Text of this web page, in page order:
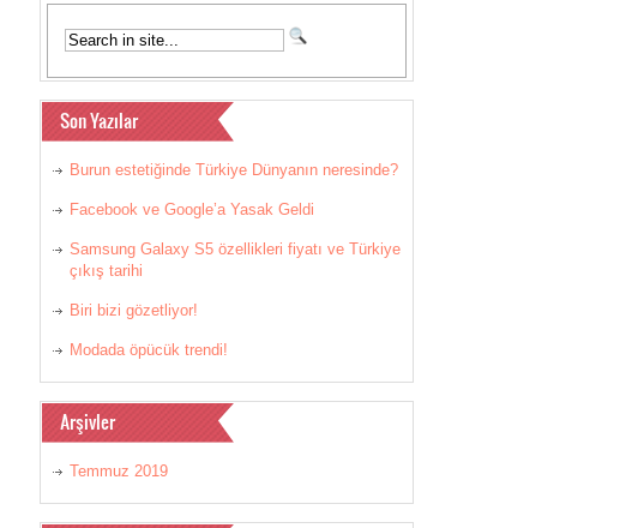
Son Yazılar
Burun estetiğinde Türkiye Dünyanın neresinde?
Facebook ve Google’a Yasak Geldi
Samsung Galaxy S5 özellikleri fiyatı ve Türkiye
çıkış tarihi
Biri bizi gözetliyor!
Modada öpücük trendi!
Arşivler
Temmuz 2019